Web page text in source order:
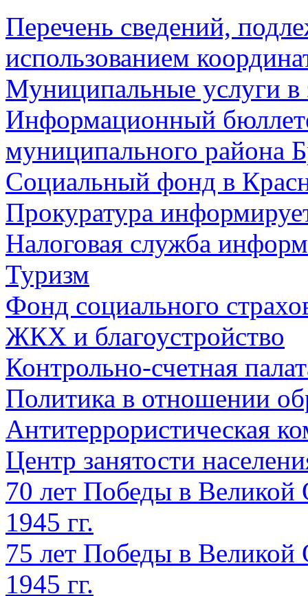
Перечень сведений,
использованием
Муниципальные услуги в
Информационный
муниципального района
Социальный фонд в
Прокуратура
Налоговая служба
Туризм
Фонд социального
ЖКХ и благоустройство
Контрольно-счетная
Политика в отношении
Антитеррористическая
Центр занятости
70 лет Победы в Великой
1945 гг.
75 лет Победы в Великой
1945 гг.